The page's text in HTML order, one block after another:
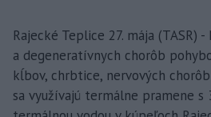
Rajecké Teplice 27. mája (TASR)
a degeneratívnych chorôb
kĺbov, chrbtice, nervových
sa využívajú termálne pramene s